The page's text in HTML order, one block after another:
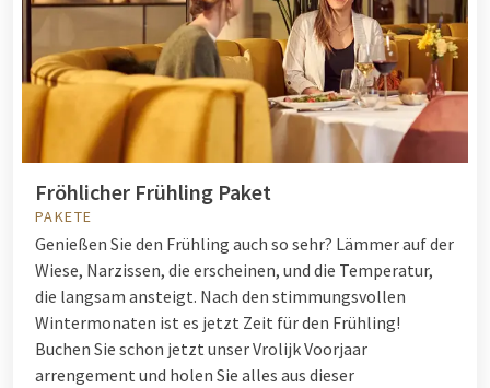
Fröhlicher Frühling Paket
PAKETE
Genießen Sie den Frühling auch so sehr? Lämmer auf der
Wiese, Narzissen, die erscheinen, und die Temperatur,
die langsam ansteigt. Nach den stimmungsvollen
Wintermonaten ist es jetzt Zeit für den Frühling!
Buchen Sie schon jetzt unser Vrolijk Voorjaar
arrengement und holen Sie alles aus dieser